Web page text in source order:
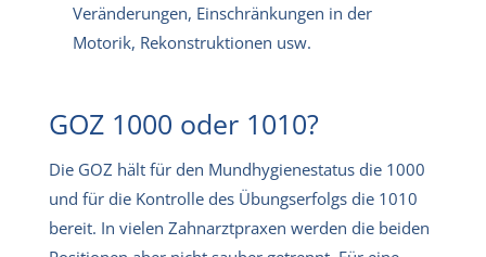
Veränderungen, Einschränkungen in der
Motorik, Rekonstruktionen usw.
GOZ 1000 oder 1010?
Die GOZ hält für den Mundhygienestatus die 1000
und für die Kontrolle des Übungserfolgs die 1010
bereit. In vielen Zahnarztpraxen werden die beiden